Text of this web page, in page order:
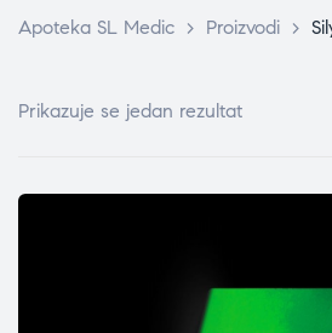
Apoteka SL Medic > Proizvodi >
Prikazuje se jedan rezultat